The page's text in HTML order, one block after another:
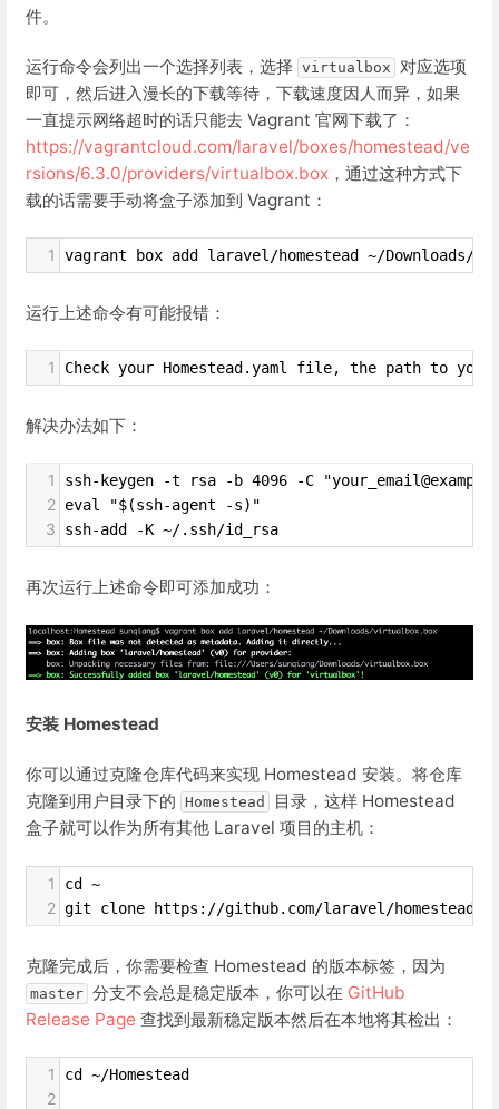
件。
运行命令会列出一个选择列表，选择 virtualbox 对应选项
即可，然后进入漫长的下载等待，下载速度因人而异，如果
一直提示网络超时的话只能去 Vagrant 官网下载了：
https://vagrantcloud.com/laravel/boxes/homestead/ve
rsions/6.3.0/providers/virtualbox.box ，通过这种方式下
载的话需要手动将盒子添加到 Vagrant：
1 vagrant box add laravel/homestead ~/Downloads/
运行上述命令有可能报错：
1 Check your Homestead.yaml file, the path to
解决办法如下：
1 ssh-keygen -t rsa -b 4096 -C
2 eval "$(ssh-agent -s)"
3 ssh-add -K ~/.ssh/id_rsa
再次运行上述命令即可添加成功：
安装 Homestead
你可以通过克隆仓库代码来实现 Homestead 安装。将仓库
克隆到用户目录下的
Homestead
目录，这样 Homestead
盒子就可以作为所有其他 Laravel 项目的主机：
1 cd ~
2 git clone https://github.com/laravel/homestead.git
克隆完成后，你需要检查 Homestead 的版本标签，因为
master 分支不会总是稳定版本，你可以在 GitHub
Release Page 查找到最新稳定版本然后在本地将其检出：
1 cd ~/Homestead
2